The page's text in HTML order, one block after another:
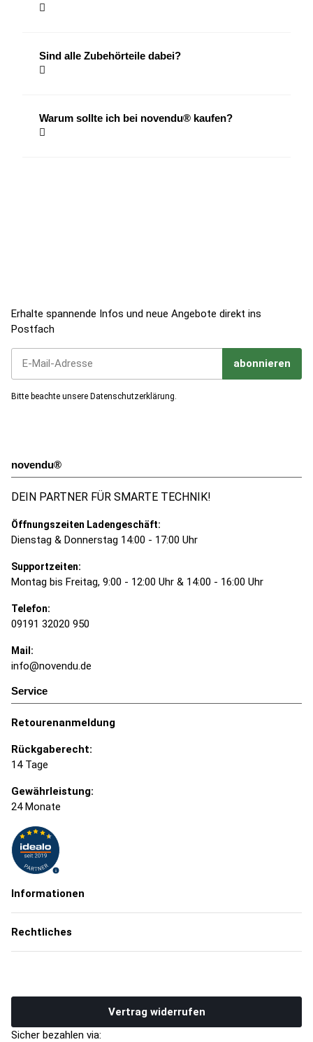
Sind alle Zubehörteile dabei?
Warum sollte ich bei novendu® kaufen?
Erhalte spannende Infos und neue Angebote direkt ins
Postfach
abonnieren
Jetzt unseren Newsletter abonnieren
Bitte beachte unsere Datenschutzerklärung
novendu®
DEIN PARTNER FÜR SMARTE TECHNIK!
Öffnungszeiten Ladengeschäft:
Dienstag & Donnerstag 14:00 - 17:00 Uhr
Supportzeiten:
Montag bis Freitag, 9:00 - 12:00 Uhr & 14:00 - 16:00 Uhr
Telefon:
09191 32020 950
Mail:
info@novendu.de
Service
Retourenanmeldung
Rückgaberecht:
14 Tage
Gewährleistung:
24 Monate
Informationen
Rechtliches
Vertrag widerrufen
Sicher bezahlen via: